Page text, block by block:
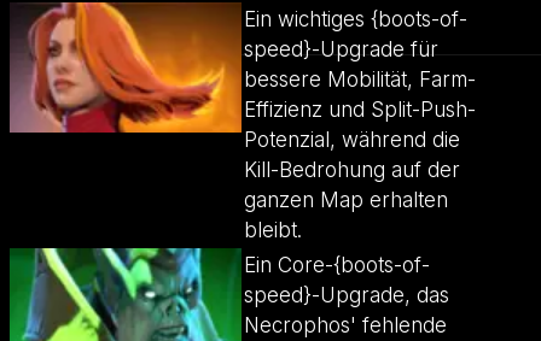
Ein wichtiges {boots-of-
speed}-Upgrade für
bessere Mobilität, Farm-
Effizienz und Split-Push-
Potenzial, während die
Kill-Bedrohung auf der
ganzen Map erhalten
bleibt.
Ein Core-{boots-of-
speed}-Upgrade, das
Necrophos' fehlende